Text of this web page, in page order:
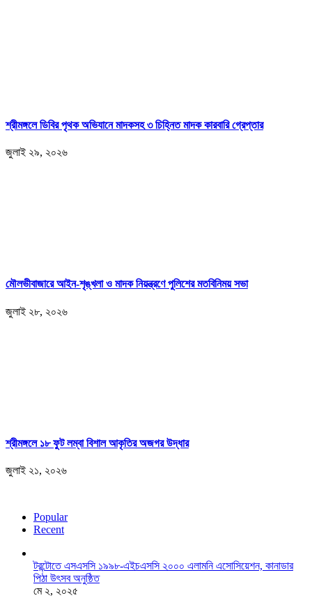
শ্রীমঙ্গলে ডিবির পৃথক অভিযানে মাদকসহ ৩ চিহ্নিত মাদক কারবারি গ্রেপ্তার
জুলাই ২৯, ২০২৬
মৌলভীবাজারে আইন-শৃঙ্খলা ও মাদক নিয়ন্ত্রণে পুলিশের মতবিনিময় সভা
জুলাই ২৮, ২০২৬
শ্রীমঙ্গলে ১৮ ফুট লম্বা বিশাল আকৃতির অজগর উদ্ধার
জুলাই ২১, ২০২৬
Popular
Recent
টরন্টোতে এসএসসি ১৯৯৮-এইচএসসি ২০০০ এলামনি এসোসিয়েশন, কানাডার
পিঠা উৎসব অনুষ্ঠিত
মে ২, ২০২৫